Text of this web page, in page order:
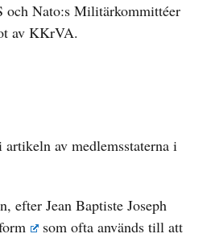
och Nato:s Militärkommittéer
av KKrVA.
artikeln av medlemsstaterna i
efter Jean Baptiste Joseph
som ofta används till att